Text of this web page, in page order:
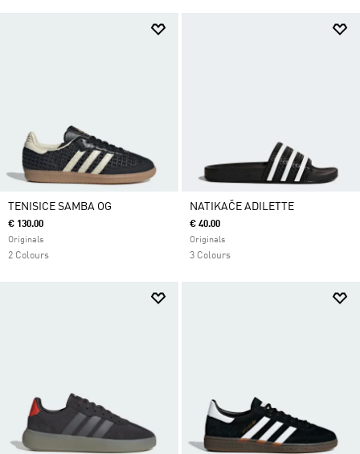
TENISICE SAMBA OG
€ 130.00
Originals
2 Colours
NATIKAČE ADILETTE
€ 40.00
Originals
3 Colours